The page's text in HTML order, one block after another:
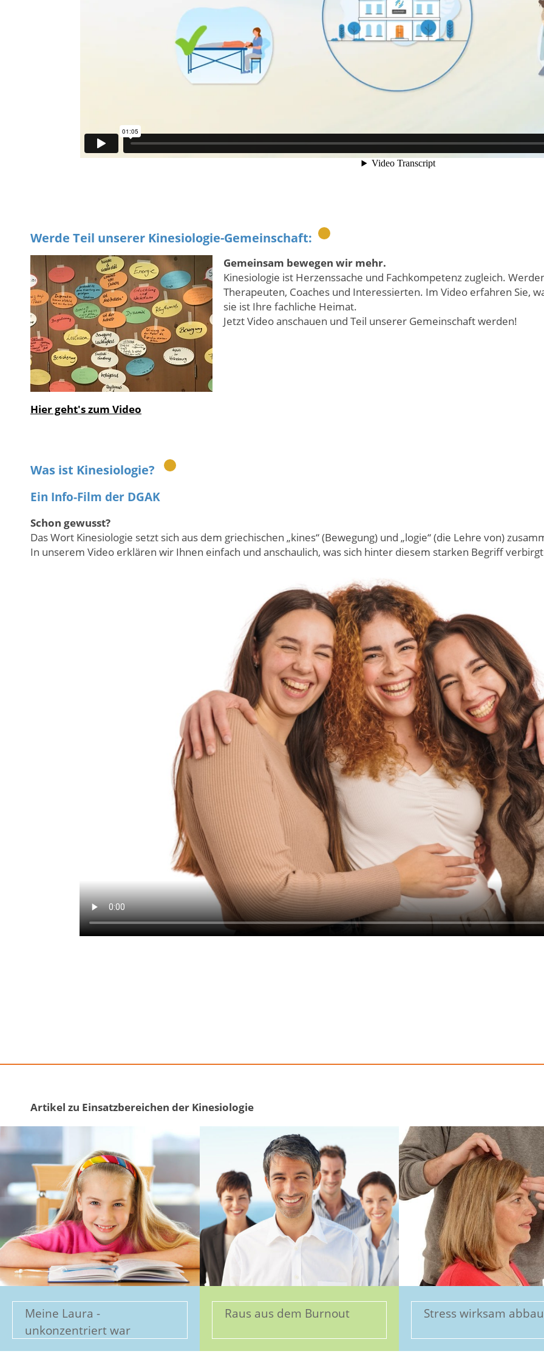
Werde Teil unserer Kinesiologie-Gemeinschaft:
Gemeinsam bewegen wir mehr.
Kinesiologie ist Herzenssache und Fachkompetenz zugleich.
Therapeuten, Coaches und Interessierten. Im Video erfahren Sie,
sie ist Ihre fachliche Heimat.
Jetzt Video anschauen und Teil unserer Gemeinschaft werden!
Hier geht's zum Video
Was ist Kinesiologie?
Ein Info-Film der DGAK
Schon gewusst?
Das Wort Kinesiologie setzt sich aus dem griechischen „kines“ (Bewegung) und „logie“ (die Lehre von)
In unserem Video erklären wir Ihnen einfach und anschaulich, was sich hinter diesem starken Begriff
Artikel zu Einsatzbereichen der Kinesiologie
Meine Laura -
unkonzentriert war
Raus aus dem Burnout Stress wirksam